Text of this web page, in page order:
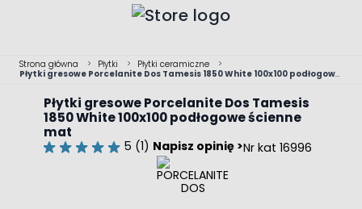
Strona główna > Płytki > Płytki ceramiczne
>
Płytki gresowe Porcelanite Dos Tamesis 1850 White 100x100 podłogowe
Płytki gresowe Porcelanite Dos Tamesis
1850 White 100x100 podłogowe ścienne
mat
5 (1) Napisz opinię >Nr kat 16996